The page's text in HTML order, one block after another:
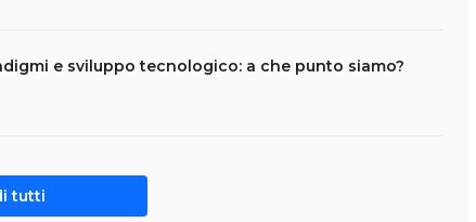
e sviluppo tecnologico: a che punto siamo?
tutti